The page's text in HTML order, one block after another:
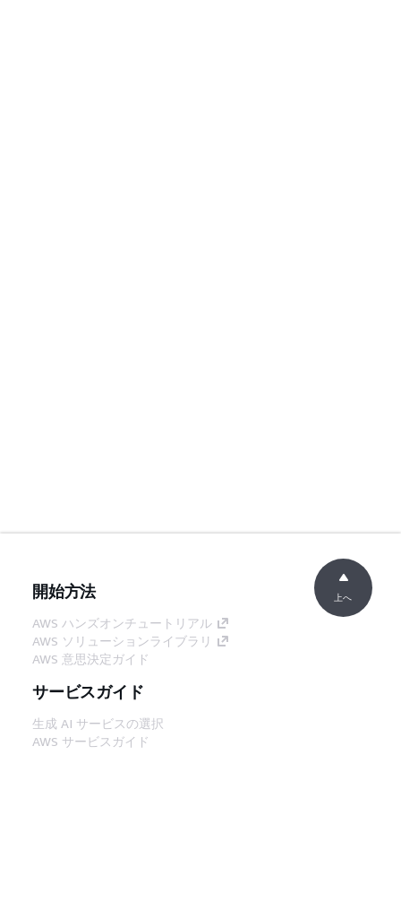
開始方法
AWS ハンズオンチュートリアル
AWS ソリューションライブラリ
AWS 意思決定ガイド
サービスガイド
生成 AI サービスの選択
AWS サービスガイド
上へ